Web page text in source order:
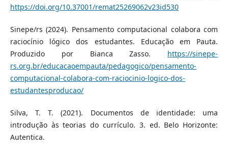
https://doi.org/10.37001/remat25269062v23id530
Sinepe/rs (2024). Pensamento computacional colabora com
raciocínio lógico dos estudantes. Educação em Pauta.
Produzido por Bianca Zasso. https://sinepe-
rs.org.br/educacaoempauta/pedagogico/pensamento-
computacional-colabora-com-raciocinio-logico-dos-
estudantesproducao/
Silva, T. T. (2021). Documentos de identidade: uma
introdução às teorias do currículo. 3. ed. Belo Horizonte:
Autentica.